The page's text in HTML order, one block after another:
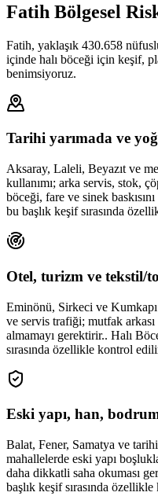
Fatih Bölgesel
Fatih, yaklaşık 430.658
içinde halı böceği için keşif,
benimsiyoruz.
Tarihi yarımada ve
Aksaray, Laleli, Beyazıt ve
kullanımı; arka servis, stok,
böceği, fare ve sinek
bu başlık keşif sırasında
Otel, turizm ve tekstil/
Eminönü, Sirkeci ve
ve servis trafiği; mutfak arkası
almamayı gerektirir.. Halı
sırasında özellikle kontrol
Eski yapı, han,
Balat, Fener, Samatya ve
mahallelerde eski yapı
daha dikkatli saha okuması
başlık keşif sırasında